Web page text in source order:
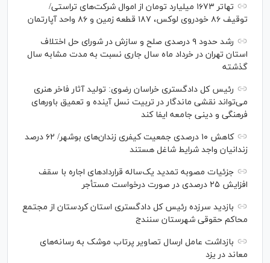
تهاتر ۱۶۷۳ میلیارد تومان از اموال شرکت‌های تراستی/
توقیف ۸۶ خودروی لوکس، ۱۸۷ قطعه زمین و ۸۶ واحد آپارتمان
رشد حدود ۹ درصدی صلح و سازش در شورای حل اختلاف
استان تهران در خرداد ماه سال جاری نسبت به مدت مشابه سال
گذشته
رئیس کل دادگستری خراسان رضوی: تولید آثار فاخر هنری
می‌تواند نقشی ماندگار در تربیت نسل آینده و تعمیق باور‌های
فرهنگی و دینی جامعه ایفا کند
کاهش ۱۰ درصدی جمعیت کیفری زندان‌های بوشهر/ ۶۲ درصد
زندانیان واجد شرایط شاغل هستند
جزئیات مصوبه تمدید یک‌ساله قرارداد‌های اجاره با سقف
افزایش ۲۵ درصدی در صورت درخواست مستأجر
بازدید سرزده رئیس کل دادگستری استان کردستان از مجتمع
محاکم حقوقی شهرستان سنندج
بازداشت عامل ارسال تصاویر پرتاب موشک به رسانه‌های
معاند در یزد